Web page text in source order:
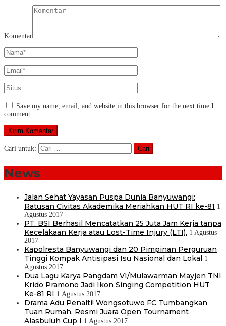
Komentar
Save my name, email, and website in this browser for the next time I
comment.
Cari untuk:
News
Jalan Sehat Yayasan Puspa Dunia Banyuwangi:
Ratusan Civitas Akademika Meriahkan HUT RI ke-81 1
Agustus 2017
PT. BSI Berhasil Mencatatkan 25 Juta Jam Kerja tanpa
Kecelakaan Kerja atau Lost-Time Injury (LTI). 1 Agustus
2017
Kapolresta Banyuwangi dan 20 Pimpinan Perguruan
Tinggi Kompak Antisipasi Isu Nasional dan Lokal 1
Agustus 2017
Dua Lagu Karya Pangdam VI/Mulawarman Mayjen TNI
Krido Pramono Jadi Ikon Singing Competition HUT
Ke-81 RI 1 Agustus 2017
Drama Adu Penalti! Wongsotuwo FC Tumbangkan
Tuan Rumah, Resmi Juara Open Tournament
Alasbuluh Cup I 1 Agustus 2017